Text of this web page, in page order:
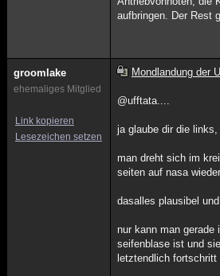
aufbringen. Der Rest
groomlake
ehemaliges Mitglied
Link kopieren
Lesezeichen setzen
Mondlandung der
@ufftata....
ja glaube dir die
man dreht sich im
seiten auf nasa
dasalles plausibel
nur kann man
seifenblase ist und
letztendlich